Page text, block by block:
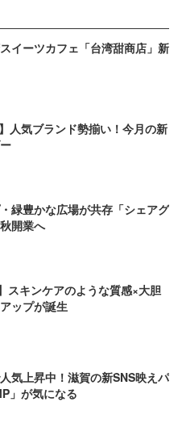
イーツカフェ「台湾甜商店」新
人気ブランド勢揃い！今月の新
緑豊かな広場が共存「シェアグ
開業へ
スキンケアのような質感×大胆
ップが誕生
気上昇中！滋賀の新SNS映えパ
」が気になる